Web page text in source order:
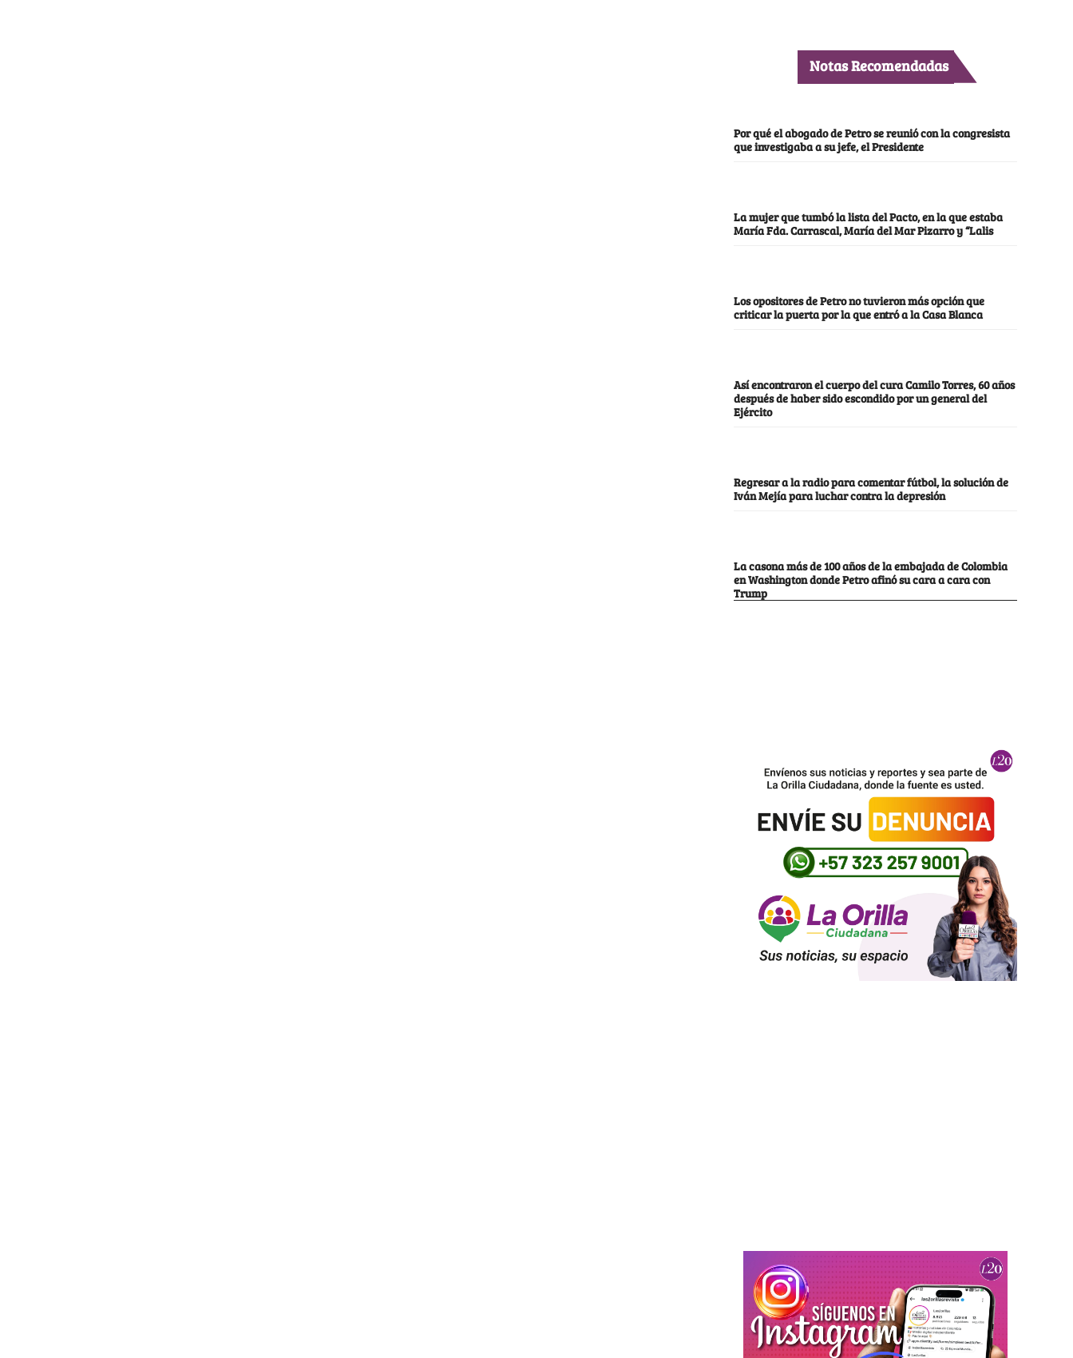
Notas Recomendadas
Por qué el abogado de Petro se reunió con la congresista
que investigaba a su jefe, el Presidente
La mujer que tumbó la lista del Pacto, en la que estaba
María Fda. Carrascal, María del Mar Pizarro y “Lalis
Los opositores de Petro no tuvieron más opción que
criticar la puerta por la que entró a la Casa Blanca
Así encontraron el cuerpo del cura Camilo Torres, 60 años
después de haber sido escondido por un general del
Ejército
Regresar a la radio para comentar fútbol, la solución de
Iván Mejía para luchar contra la depresión
La casona más de 100 años de la embajada de Colombia
en Washington donde Petro afinó su cara a cara con
Trump